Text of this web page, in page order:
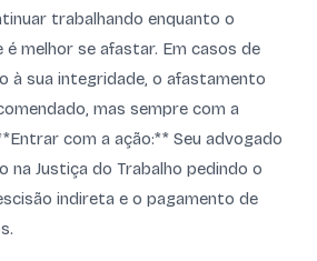
trabalhando enquanto o
melhor se afastar. Em casos de
à sua integridade, o afastamento
mas sempre com a
com a ação:** Seu advogado
na Justiça do Trabalho pedindo o
indireta e o pagamento de